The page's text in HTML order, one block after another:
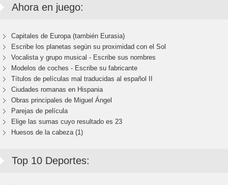
Ahora en juego:
Capitales de Europa (también Eurasia)
Escribe los planetas según su proximidad con el Sol
Vocalista y grupo musical - Escribe sus nombres
Modelos de coches - Escribe su fabricante
Títulos de películas mal traducidas al español II
Ciudades romanas en Hispania
Obras principales de Miguel Ángel
Parejas de película
Elige las sumas cuyo resultado es 23
Huesos de la cabeza (1)
Top 10 Deportes: